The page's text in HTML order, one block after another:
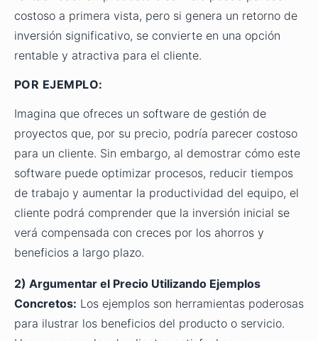
costoso a primera vista, pero si genera un retorno de
inversión significativo, se convierte en una opción
rentable y atractiva para el cliente.
POR EJEMPLO:
Imagina que ofreces un software de gestión de
proyectos que, por su precio, podría parecer costoso
para un cliente. Sin embargo, al demostrar cómo este
software puede optimizar procesos, reducir tiempos
de trabajo y aumentar la productividad del equipo, el
cliente podrá comprender que la inversión inicial se
verá compensada con creces por los ahorros y
beneficios a largo plazo.
2) Argumentar el Precio Utilizando Ejemplos
Concretos: Los ejemplos son herramientas poderosas
para ilustrar los beneficios del producto o servicio.